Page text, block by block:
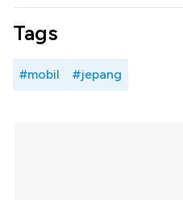
Tags
#mobil #jepang